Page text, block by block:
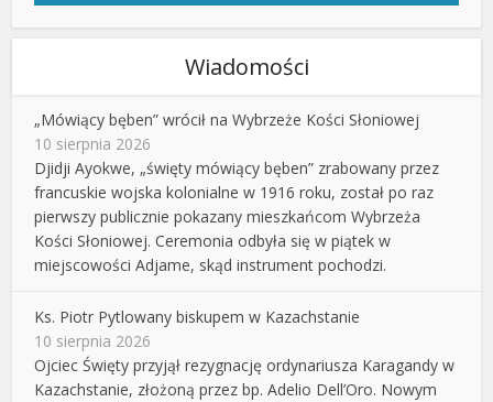
Wiadomości
„Mówiący bęben” wrócił na Wybrzeże Kości Słoniowej
10 sierpnia 2026
Djidji Ayokwe, „święty mówiący bęben” zrabowany przez
francuskie wojska kolonialne w 1916 roku, został po raz
pierwszy publicznie pokazany mieszkańcom Wybrzeża
Kości Słoniowej. Ceremonia odbyła się w piątek w
miejscowości Adjame, skąd instrument pochodzi.
Ks. Piotr Pytlowany biskupem w Kazachstanie
10 sierpnia 2026
Ojciec Święty przyjął rezygnację ordynariusza Karagandy w
Kazachstanie, złożoną przez bp. Adelio Dell’Oro. Nowym